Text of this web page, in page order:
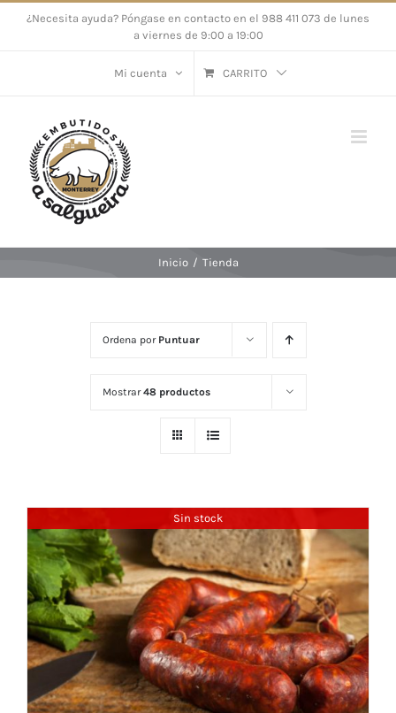
Saltar¿Necesita ayuda? Póngase en contacto en el 988 411 073 de lunes
a viernes de 9:00 a 19:00
Mi cuenta CARRITO
Inicio / Tienda
Ordena por Puntuar
Mostrar48 productos
Sin stock